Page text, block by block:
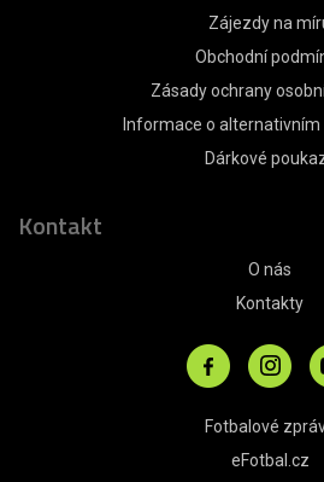
Zájezdy na
Obchodní
Zásady ochrany
Informace o alternativním
Dárkové
Kontakt
O nás
Kontakty
Fotbalové
eFotbal.cz